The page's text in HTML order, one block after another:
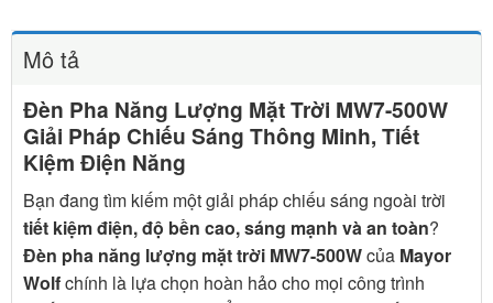
Mô tả
Đèn Pha Năng Lượng Mặt Trời MW7-500W
Giải Pháp Chiếu Sáng Thông Minh, Tiết
Kiệm Điện Năng
Bạn đang tìm kiếm một giải pháp chiếu sáng ngoài trời
tiết kiệm điện, độ bền cao, sáng mạnh và an toàn?
Đèn pha năng lượng mặt trời MW7-500Wcủa Mayor
Wolfchính là lựa chọn hoàn hảo cho mọi công trình